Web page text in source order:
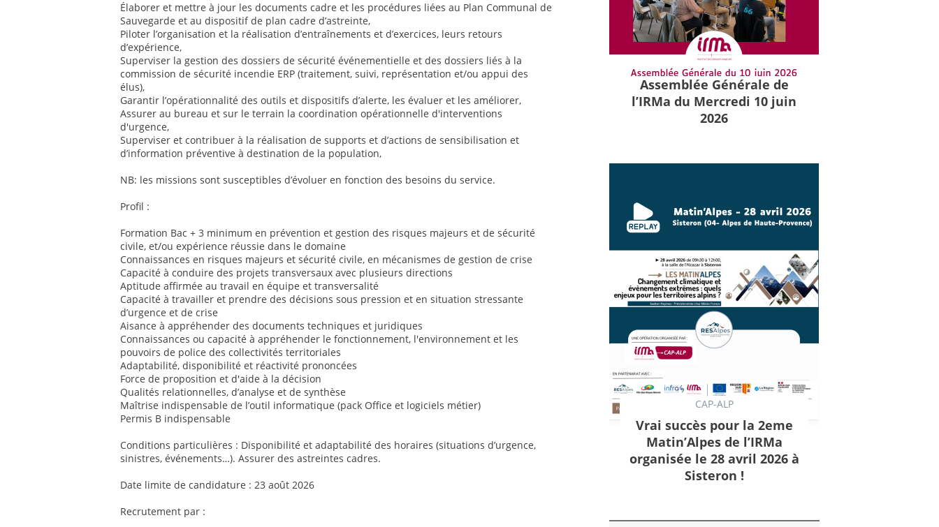
Élaborer et mettre à jour les documents cadre et les procédures liées au Plan Communal de
Sauvegarde et au dispositif de plan cadre d’astreinte,
Piloter l’organisation et la réalisation d’entraînements et d’exercices, leurs retours
d’expérience,
Superviser la gestion des dossiers de sécurité événementielle et des dossiers liés à la
commission de sécurité incendie ERP (traitement, suivi, représentation et/ou appui des
élus),
Garantir l’opérationnalité des outils et dispositifs d’alerte, les évaluer et les améliorer,
Assurer au bureau et sur le terrain la coordination opérationnelle d'interventions
d'urgence,
Superviser et contribuer à la réalisation de supports et d’actions de sensibilisation et
d’information préventive à destination de la population,
NB: les missions sont susceptibles d’évoluer en fonction des besoins du service.
Profil :
Formation Bac + 3 minimum en prévention et gestion des risques majeurs et de sécurité
civile, et/ou expérience réussie dans le domaine
Connaissances en risques majeurs et sécurité civile, en mécanismes de gestion de crise
Capacité à conduire des projets transversaux avec plusieurs directions
Aptitude affirmée au travail en équipe et transversalité
Capacité à travailler et prendre des décisions sous pression et en situation stressante
d’urgence et de crise
Aisance à appréhender des documents techniques et juridiques
Connaissances ou capacité à appréhender le fonctionnement, l'environnement et les
pouvoirs de police des collectivités territoriales
Adaptabilité, disponibilité et réactivité prononcées
Force de proposition et d'aide à la décision
Qualités relationnelles, d’analyse et de synthèse
Maîtrise indispensable de l’outil informatique (pack Office et logiciels métier)
Permis B indispensable
Conditions particulières : Disponibilité et adaptabilité des horaires (situations d’urgence,
sinistres, événements…). Assurer des astreintes cadres.
Date limite de candidature : 23 août 2026
Recrutement par :
Assemblée Générale de
l’IRMa du Mercredi 10 juin
2026
CAP-ALP
Vrai succès pour la 2eme
Matin’Alpes de l’IRMa
organisée le 28 avril 2026 à
Sisteron !